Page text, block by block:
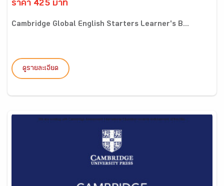
ราคา 425 บาท
Cambridge Global English Starters Learner's B...
ดูรายละเอียด